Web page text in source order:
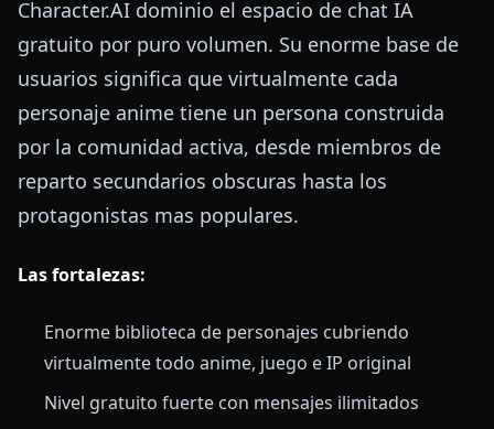
Character.AI dominio el espacio de chat IA
gratuito por puro volumen. Su enorme base de
usuarios significa que virtualmente cada
personaje anime tiene un persona construida
por la comunidad activa, desde miembros de
reparto secundarios obscuras hasta los
protagonistas mas populares.
Las fortalezas:
Enorme biblioteca de personajes cubriendo
virtualmente todo anime, juego e IP original
Nivel gratuito fuerte con mensajes ilimitados